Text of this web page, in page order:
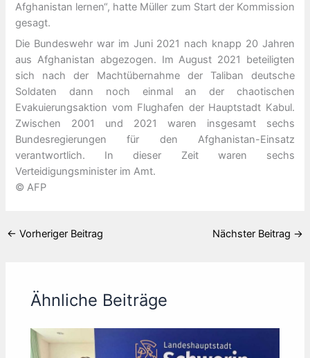
Afghanistan lernen“, hatte Müller zum Start der Kommission
gesagt.
Die Bundeswehr war im Juni 2021 nach knapp 20 Jahren
aus Afghanistan abgezogen. Im August 2021 beteiligten
sich nach der Machtübernahme der Taliban deutsche
Soldaten dann noch einmal an der chaotischen
Evakuierungsaktion vom Flughafen der Hauptstadt Kabul.
Zwischen 2001 und 2021 waren insgesamt sechs
Bundesregierungen für den Afghanistan-Einsatz
verantwortlich. In dieser Zeit waren sechs
Verteidigungsminister im Amt.
© AFP
← Vorheriger Beitrag Nächster Beitrag →
Ähnliche Beiträge